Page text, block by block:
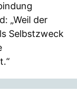
„Weil der
Selbstzweck